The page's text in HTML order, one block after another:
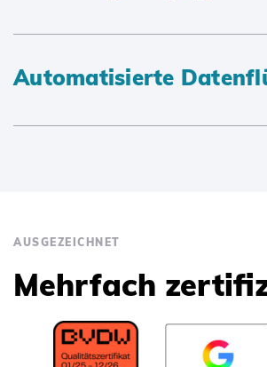
Automatisierte
AUSGEZEICHNET
Mehrfach